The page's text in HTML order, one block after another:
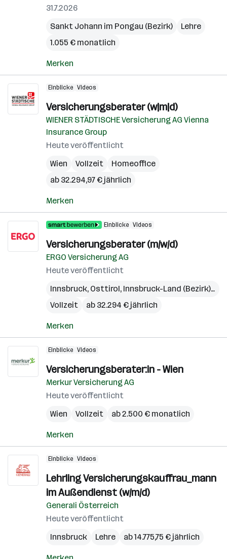
31.7.2026
Sankt Johann im Pongau (Bezirk)
Lehre
1.055 € monatlich
Merken
Einblicke Videos
Versicherungsberater (w|m|d)
WIENER STÄDTISCHE Versicherung AG Vienna
Insurance Group
Heute veröffentlicht
Wien
Vollzeit
Homeoffice
ab 32.294,97 € jährlich
Merken
Einblicke Videos
Versicherungsberater (m/w/d)
ERGO Versicherung AG
Heute veröffentlicht
Innsbruck, Osttirol, Innsbruck-Land (Bezirk),
Vollzeit
ab 32.294 € jährlich
Merken
Einblicke Videos
Versicherungsberater:in - Wien
Merkur Versicherung AG
Heute veröffentlicht
Wien
Vollzeit ab 2.500 € monatlich
Merken
Einblicke Videos
Lehrling Versicherungskauffrau_mann
im Außendienst (w/m/d)
Generali Österreich
Heute veröffentlicht
Innsbruck
Lehre ab 14.775,75 € jährlich